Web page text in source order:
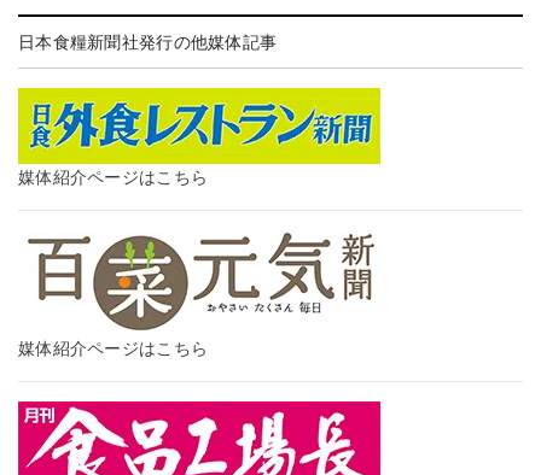
日本食糧新聞社発行の他媒体記事
媒体紹介ページはこちら
媒体紹介ページはこちら